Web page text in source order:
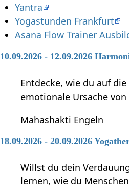
Yantra
Yogastunden Frankfurt
Asana Flow Trainer
10.09.2026 - 12.09.2026
Entdecke, wie du auf
emotionale Ursache
Mahashakti Engeln
18.09.2026 - 20.09.2026
Willst du dein
lernen, wie du